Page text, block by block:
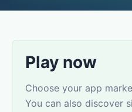
Play now
Choose your app
You can also discover